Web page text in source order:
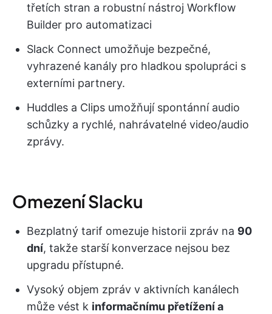
třetích stran a robustní nástroj Workflow
Builder pro automatizaci
Slack Connect umožňuje bezpečné,
vyhrazené kanály pro hladkou spolupráci s
externími partnery.
Huddles a Clips umožňují spontánní audio
schůzky a rychlé, nahrávatelné video/audio
zprávy.
Omezení Slacku
Bezplatný tarif omezuje historii zpráv na 90
dní, takže starší konverzace nejsou bez
upgradu přístupné.
Vysoký objem zpráv v aktivních kanálech
může vést k informačnímu přetížení a